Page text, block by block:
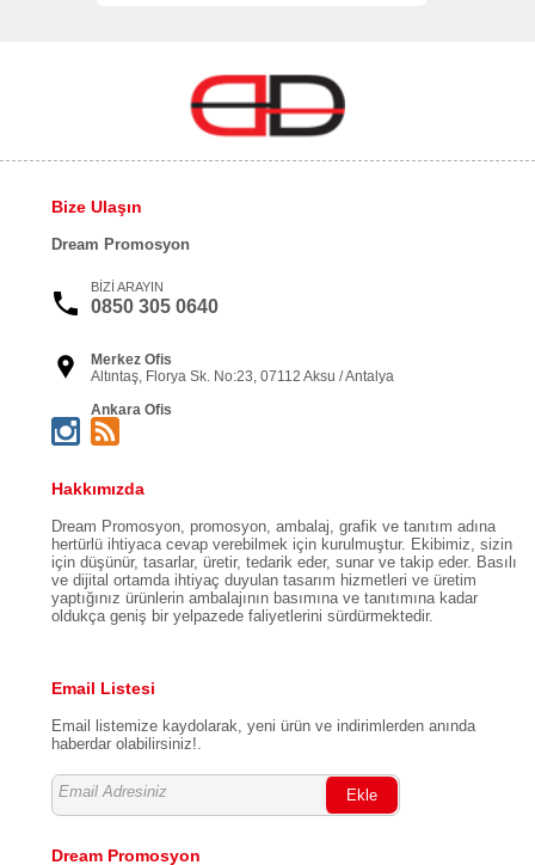
Bize Ulaşın
Dream Promosyon
BİZİ ARAYIN
0850 305 0640
Merkez Ofis
Altıntaş, Florya Sk. No:23, 07112 Aksu / Antalya
Ankara Ofis
Öveçler, 1335. Sk. Başak Apt No:20 Daire:4, 06460
Çankaya / Ankara
Kükürtlü, Kükürtlü Cd. Yeşilkent Sitesi 72/2 B Blok
İstanbul Ofis
Kemankeş Karamustafa Paşa, Mahallesi, Baş Cerrah Sk.
No:4/3, 34425 Beyoğlu / İstanbul
İzmir Ofis
Adalet, 1594/1. Sk. No: 1 Kat: 2, Daire: 38, 35530
Hakkımızda
Dream Promosyon, promosyon, ambalaj, grafik ve tanıtım adına
hertürlü ihtiyaca cevap verebilmek için kurulmuştur. Ekibimiz, sizin
için düşünür, tasarlar, üretir, tedarik eder, sunar ve takip eder. Basılı
ve dijital ortamda ihtiyaç duyulan tasarım hizmetleri ve üretim
yaptığınız ürünlerin ambalajının basımına ve tanıtımına kadar
oldukça geniş bir yelpazede faliyetlerini sürdürmektedir.
Email Listesi
Email listemize kaydolarak, yeni ürün ve indirimlerden anında
haberdar olabilirsiniz!.
Ekle
Dream Promosyon